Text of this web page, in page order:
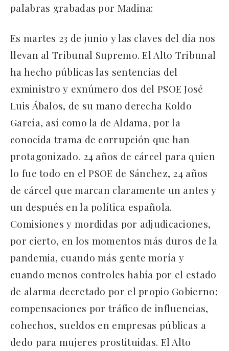
palabras grabadas por Madina:
Es martes 23 de junio y las claves del día nos
llevan al Tribunal Supremo. El Alto Tribunal
ha hecho públicas las sentencias del
exministro y exnúmero dos del PSOE José
Luis Ábalos, de su mano derecha Koldo
García, así como la de Aldama, por la
conocida trama de corrupción que han
protagonizado. 24 años de cárcel para quien
lo fue todo en el PSOE de Sánchez, 24 años
de cárcel que marcan claramente un antes y
un después en la política española.
Comisiones y mordidas por adjudicaciones,
por cierto, en los momentos más duros de la
pandemia, cuando más gente moría y
cuando menos controles había por el estado
de alarma decretado por el propio Gobierno;
compensaciones por tráfico de influencias,
cohechos, sueldos en empresas públicas a
dedo para mujeres prostituidas. El Alto